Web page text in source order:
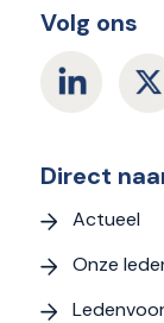
Volg ons
Direct
Actueel
Onze